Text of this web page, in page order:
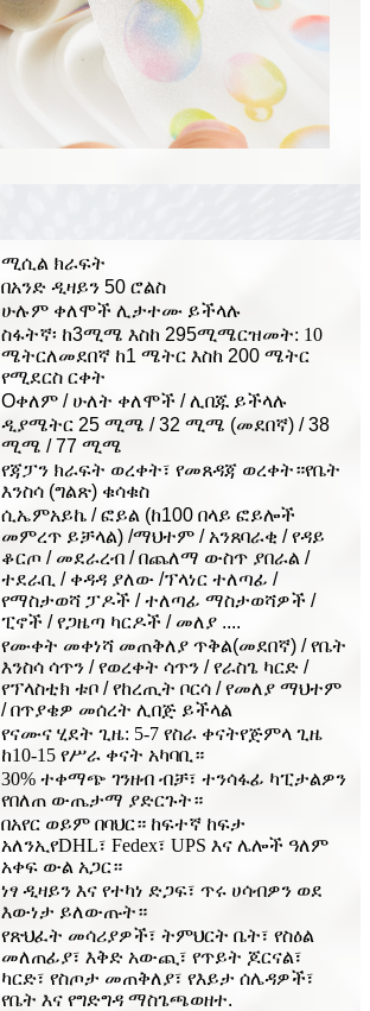
ሚሲል ክራፍት
በአንድ ዲዛይን 50 ሮልስ
ሁሉም ቀለሞች ሊታተሙ ይችላሉ
ስፋትኛ፡ ከ3ሚሜ እስከ 295ሚሜርዝመት: 10
ሜትርለመደበኛ ከ1 ሜትር እስከ 200 ሜትር
የሚደርስ ርቀት
Oቀለም / ሁለት ቀለሞች / ሊበጁ ይችላሉ
ዲያሜትር 25 ሚሜ / 32 ሚሜ (መደበኛ) / 38
ሚሜ / 77 ሚሜ
የጃፓን ክራፍት ወረቀት፣ የመጸዳጃ ወረቀት።የቤት
እንስሳ (ግልጽ) ቁሳቁስ
ሲኤምአይኬ / ፎይል (ከ100 በላይ ፎይሎች
መምረጥ ይቻላል) /ማህተም / አንጸባራቂ / የዳይ
ቆርጦ / መደራረብ / በጨለማ ውስጥ ያበራል /
ተደራቢ / ቀዳዳ ያለው /ፕላነር ተለጣፊ /
የማስታወሻ ፓዶች / ተለጣፊ ማስታወሻዎች /
ፒኖች / የጋዜጣ ካርዶች / መለያ ....
የሙቀት መቀነሻ መጠቅለያ ጥቅል(መደበኛ) / የቤት
እንስሳ ሳጥን / የወረቀት ሳጥን / የራስጌ ካርድ /
የፕላስቲክ ቱቦ / የከረጢት ቦርሳ / የመለያ ማህተም
/ በጥያቄዎ መሰረት ሊበጅ ይችላል
የናሙና ሂደት ጊዜ: 5-7 የስራ ቀናትየጅምላ ጊዜ
ከ10-15 የሥራ ቀናት አካባቢ።
30% ተቀማጭ ገንዘብ ብቻ፣ ተንሳፋፊ ካፒታልዎን
የበለጠ ውጤታማ ያድርጉት።
በአየር ወይም በባህር። ከፍተኛ ከፍታ
አለንኢየDHL፣ Fedex፣ UPS እና ሌሎች ዓለም
አቀፍ ውል አጋር።
ነፃ ዲዛይን እና የተካነ ድጋፍ፣ ጥሩ ሀሳብዎን ወደ
እውነታ ይለውጡት።
የጽህፈት መሳሪያዎች፣ ትምህርት ቤት፣ የስዕል
መለጠፊያ፣ እቅድ አውጪ፣ የጥይት ጆርናል፣
ካርድ፣ የስጦታ መጠቅለያ፣ የእይታ ሰሌዳዎች፣
የቤት እና የግድግዳ ማስጌጫወዘተ.